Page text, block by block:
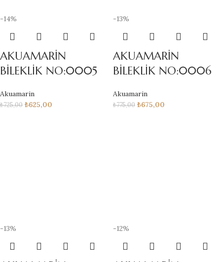
-14%
AKUAMARİN
BİLEKLİK NO:0005
Akuamarin
₺725,00 ₺625,00
-13%
AKUAMARİN
BİLEKLİK NO:0006
Akuamarin
₺775,00 ₺675,00
-13% -12%